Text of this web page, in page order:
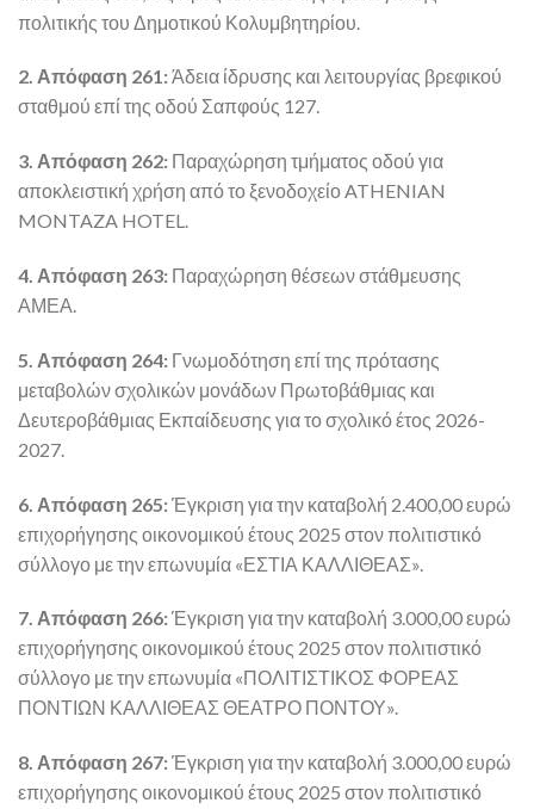
πολιτικής του Δημοτικού Κολυμβητηρίου.
2. Απόφαση 261:Άδεια ίδρυσης και λειτουργίας βρεφικού
σταθμού επί της οδού Σαπφούς 127.
3. Απόφαση 262: Παραχώρηση τμήματος οδού για
αποκλειστική χρήση από το ξενοδοχείο ATHENIAN
MONTAZA HOTEL.
4. Απόφαση 263: Παραχώρηση θέσεων στάθμευσης
ΑΜΕΑ.
5. Απόφαση 264: Γνωμοδότηση επί της πρότασης
μεταβολών σχολικών μονάδων Πρωτοβάθμιας και
Δευτεροβάθμιας Εκπαίδευσης για το σχολικό έτος 2026-
2027.
6. Απόφαση 265:Έγκριση για την καταβολή 2.400,00 ευρώ
επιχορήγησης οικονομικού έτους 2025 στον πολιτιστικό
σύλλογο με την επωνυμία «ΕΣΤΙΑ ΚΑΛΛΙΘΕΑΣ».
7. Απόφαση 266:Έγκριση για την καταβολή 3.000,00 ευρώ
επιχορήγησης οικονομικού έτους 2025 στον πολιτιστικό
σύλλογο με την επωνυμία «ΠΟΛΙΤΙΣΤΙΚΟΣ ΦΟΡΕΑΣ
ΠΟΝΤΙΩΝ ΚΑΛΛΙΘΕΑΣ ΘΕΑΤΡΟ ΠΟΝΤΟΥ».
8. Απόφαση 267:Έγκριση για την καταβολή 3.000,00 ευρώ
επιχορήγησης οικονομικού έτους 2025 στον πολιτιστικό